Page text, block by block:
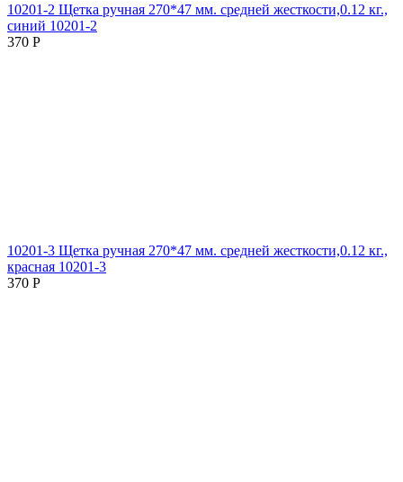
10201-2 Щетка ручная 270*47 мм. средней жесткости,0.12 кг.,
синий 10201-2
370 Р
10201-3 Щетка ручная 270*47 мм. средней жесткости,0.12 кг.,
красная 10201-3
370 Р